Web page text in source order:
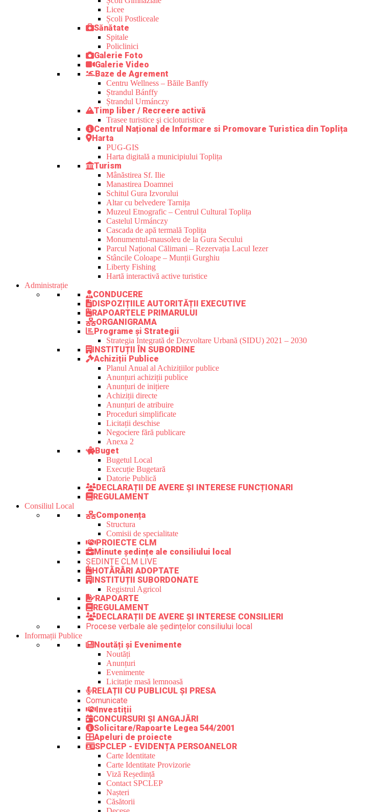
Licee
Școli Postliceale
Sănătate
Spitale
Policlinici
Galerie Foto
Galerie Video
Baze de Agrement
Centru Wellness – Băile Banffy
Ștrandul Bánffy
Ștrandul Urmánczy
Timp liber / Recreere activă
Trasee turistice şi cicloturistice
Centrul Național de Informare si Promovare Turistica din Toplița
Harta
PUG-GIS
Harta digitală a municipiului Toplița
Turism
Mânăstirea Sf. Ilie
Manastirea Doamnei
Schitul Gura Izvorului
Altar cu belvedere Tarnița
Muzeul Etnografic – Centrul Cultural Toplița
Castelul Urmánczy
Cascada de apă termală Toplița
Monumentul-mausoleu de la Gura Secului
Parcul Național Călimani – Rezervația Lacul Iezer
Stâncile Coloape – Munții Gurghiu
Liberty Fishing
Hartă interactivă active turistice
Administrație
CONDUCERE
DISPOZIȚIILE AUTORITĂȚII EXECUTIVE
RAPOARTELE PRIMARULUI
ORGANIGRAMA
Programe și Strategii
Strategia Integrată de Dezvoltare Urbană (SIDU) 2021 – 2030
INSTITUȚII ÎN SUBORDINE
Achiziții Publice
Planul Anual al Achizițiilor publice
Anunțuri achiziții publice
Anunțuri de inițiere
Achiziții directe
Anunțuri de atribuire
Proceduri simplificate
Licitații deschise
Negociere fără publicare
Anexa 2
Buget
Bugetul Local
Execuție Bugetară
Datorie Publică
DECLARAȚII DE AVERE ȘI INTERESE FUNCȚIONARI
REGULAMENT
Consiliul Local
Componența
Structura
Comisii de specialitate
PROIECTE CLM
Minute ședințe ale consiliului local
ȘEDINȚE CLM LIVE
HOTĂRÂRI ADOPTATE
INSTITUȚII SUBORDONATE
Registrul Agricol
RAPOARTE
REGULAMENT
DECLARAȚII DE AVERE ȘI INTERESE CONSILIERI
Procese verbale ale ședințelor consiliului local
Informații Publice
Noutăți și Evenimente
Noutăți
Anunțuri
Evenimente
Licitație masă lemnoasă
RELAȚII CU PUBLICUL ȘI PRESA
Comunicate
Investiții
CONCURSURI ȘI ANGAJĂRI
Solicitare/Rapoarte Legea 544/2001
Apeluri de proiecte
SPCLEP - EVIDENȚA PERSOANELOR
Carte Identitate
Carte Identitate Provizorie
Viză Reședință
Contact SPCLEP
Nașteri
Căsătorii